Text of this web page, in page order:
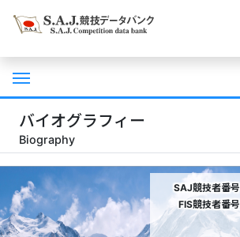
バイオグラフィー
Biography
SAJ競技者番号
FIS競技者番号